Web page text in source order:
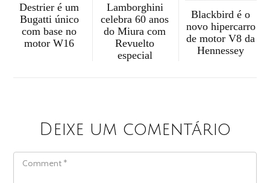
Destrier é um
Bugatti único
com base no
motor W16
Lamborghini
celebra 60 anos
do Miura com
Revuelto
especial
Blackbird é o
novo hipercarro
de motor V8 da
Hennessey
Deixe um comentário
COMMENT